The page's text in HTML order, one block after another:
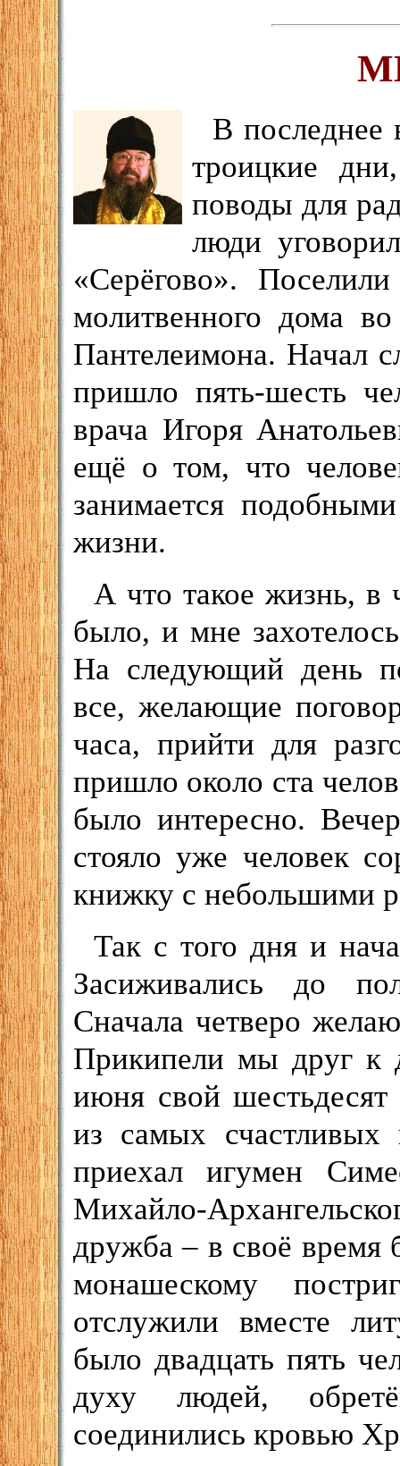
В последнее
троицкие
поводы для
люди
«Серёгово».
молитвенного дома
Пантелеимона. Начал
пришло пять-шесть
врача Игоря
ещё о том, что
занимается
жизни.
А что такое жизнь, в
было, и мне
На следующий день
все, желающие
часа, прийти для
пришло около ста
было интересно.
стояло уже человек
книжку с небольшими
Так с того дня и
Засиживались до
Сначала четверо
Прикипели мы друг к
июня свой
из самых
приехал игумен
Михайло-
дружба – в своё время
монашескому
отслужили вместе
было двадцать пять
духу людей,
соединились кровью